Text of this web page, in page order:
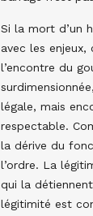
Si la mort d’un
avec les
l’encontre du
légale, mais
respectable.
la dérive du
l’ordre. La
qui la
légitimité est